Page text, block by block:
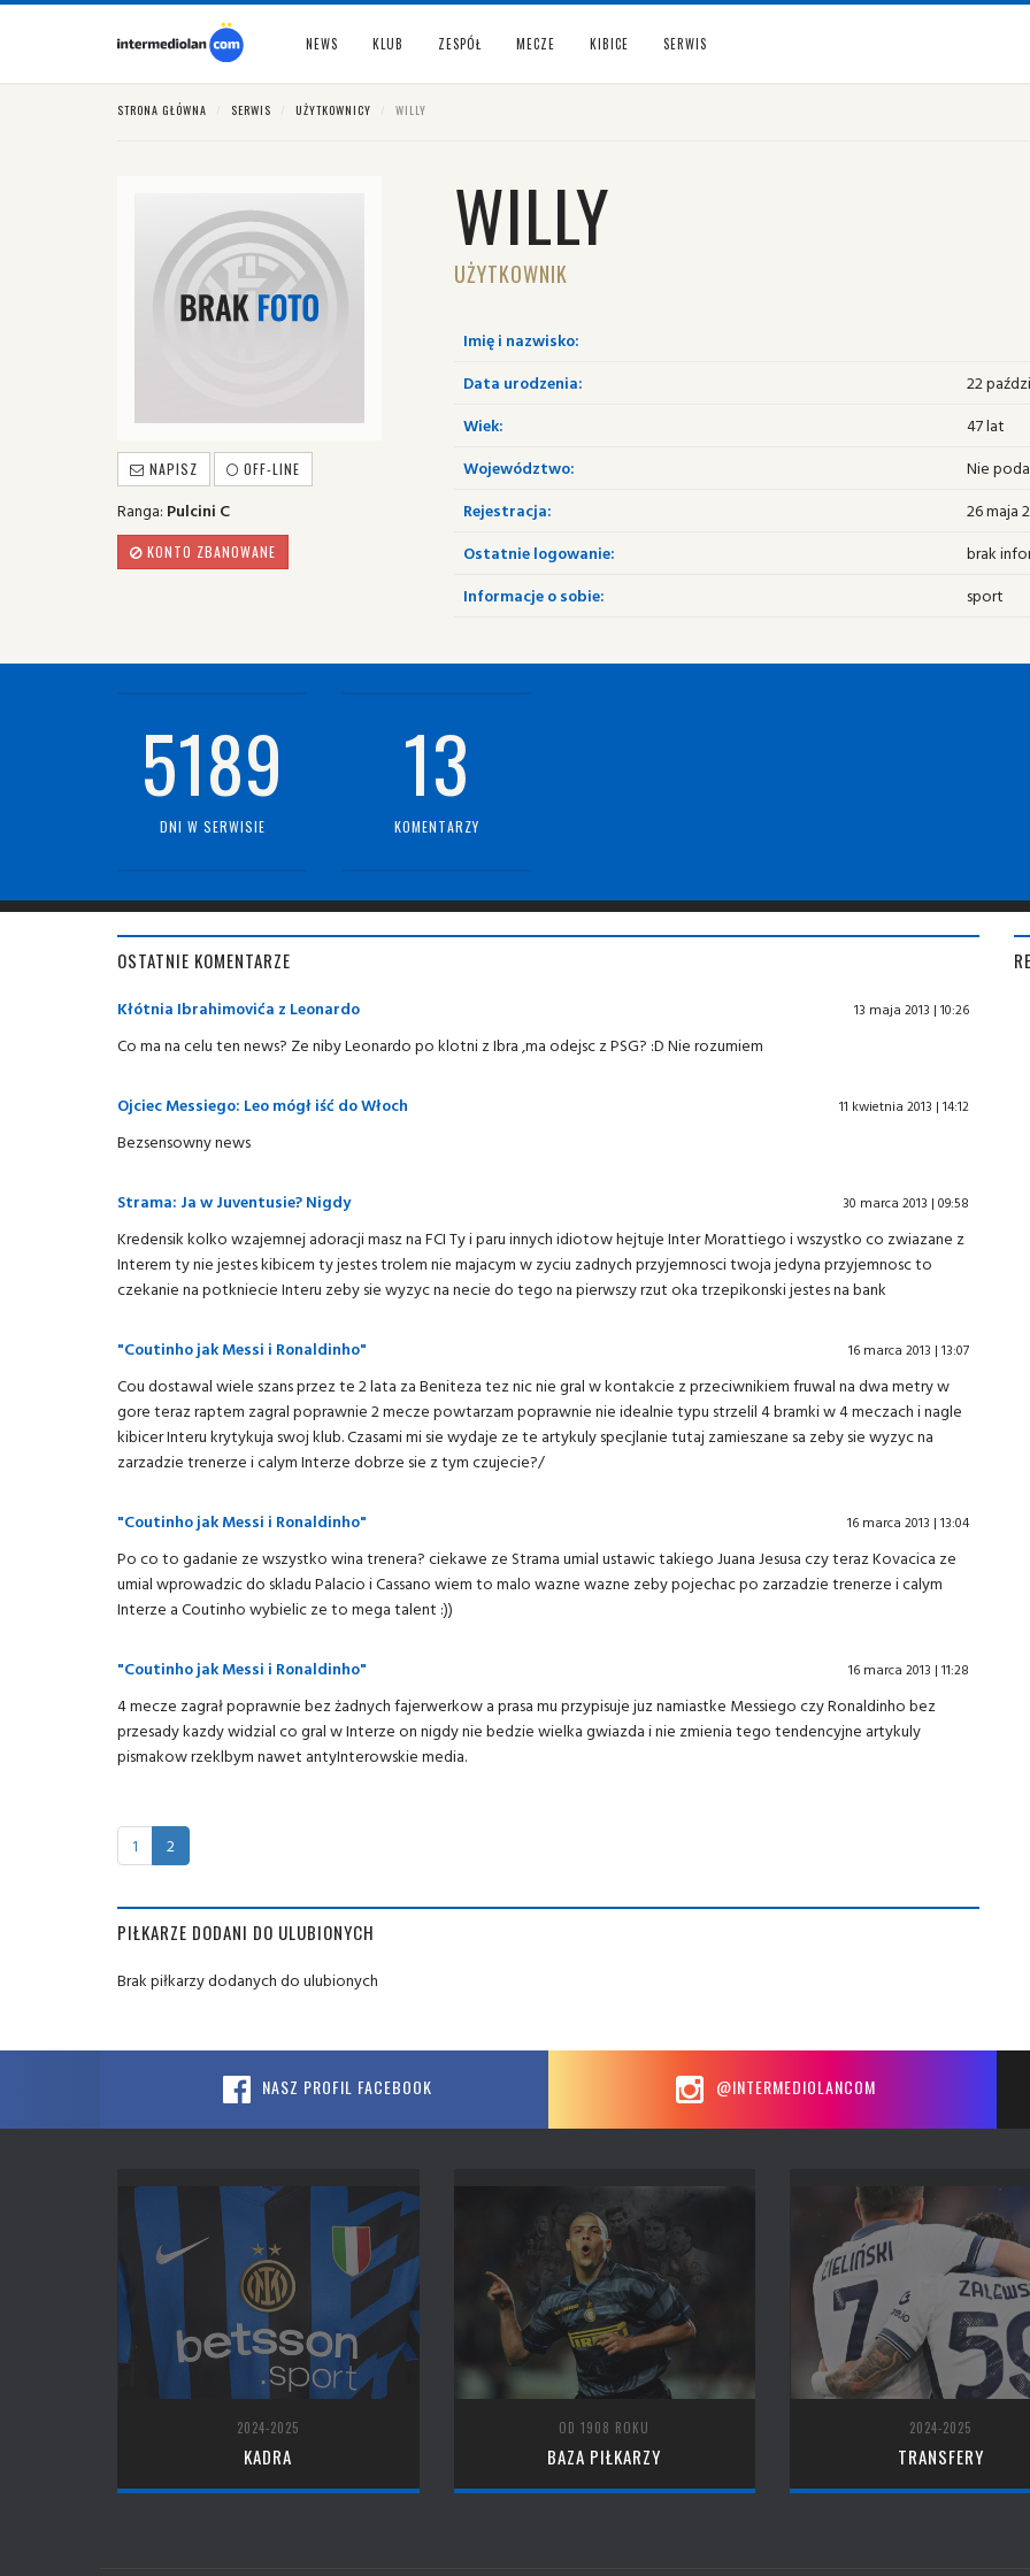
NEWS KLUB ZESPÓŁ MECZE KIBICE SERWIS
STRONA GŁÓWNA SERWIS UŻYTKOWNICY WILLY
NAPISZ OFF-LINE
Ranga: Pulcini C
KONTO ZBANOWANE
WILLY
UŻYTKOWNIK
Imię i nazwisko:
Data urodzenia:
22
Wiek:
47 lat
Województwo:
Nie
Rejestracja:
26 maja
Ostatnie logowanie:
brak
Informacje o sobie:
sport
5189
DNI W SERWISIE
13
KOMENTARZY
OSTATNIE KOMENTARZE
Kłótnia Ibrahimovića z Leonardo 13 maja 2013 | 10:26
Co ma na celu ten news? Ze niby Leonardo po klotni z Ibra ,ma odejsc z PSG? :D Nie rozumiem
Ojciec Messiego: Leo mógł iść do Włoch 11 kwietnia 2013 | 14:12
Bezsensowny news
Strama: Ja w Juventusie? Nigdy 30 marca 2013 | 09:58
Kredensik kolko wzajemnej adoracji masz na FCI Ty i paru innych idiotow hejtuje Inter Morattiego i wszystko co zwiazane z
Interem ty nie jestes kibicem ty jestes trolem nie majacym w zyciu zadnych przyjemnosci twoja jedyna przyjemnosc to
czekanie na potkniecie Interu zeby sie wyzyc na necie do tego na pierwszy rzut oka trzepikonski jestes na bank
"Coutinho jak Messi i Ronaldinho" 16 marca 2013 | 13:07
Cou dostawal wiele szans przez te 2 lata za Beniteza tez nic nie gral w kontakcie z przeciwnikiem fruwal na dwa metry w
gore teraz raptem zagral poprawnie 2 mecze powtarzam poprawnie nie idealnie typu strzelil 4 bramki w 4 meczach i nagle
kibicer Interu krytykuja swoj klub. Czasami mi sie wydaje ze te artykuly specjlanie tutaj zamieszane sa zeby sie wyzyc na
zarzadzie trenerze i calym Interze dobrze sie z tym czujecie?/
"Coutinho jak Messi i Ronaldinho" 16 marca 2013 | 13:04
Po co to gadanie ze wszystko wina trenera? ciekawe ze Strama umial ustawic takiego Juana Jesusa czy teraz Kovacica ze
umial wprowadzic do skladu Palacio i Cassano wiem to malo wazne wazne zeby pojechac po zarzadzie trenerze i calym
Interze a Coutinho wybielic ze to mega talent :))
"Coutinho jak Messi i Ronaldinho" 16 marca 2013 | 11:28
4 mecze zagrał poprawnie bez żadnych fajerwerkow a prasa mu przypisuje juz namiastke Messiego czy Ronaldinho bez
przesady kazdy widzial co gral w Interze on nigdy nie bedzie wielka gwiazda i nie zmienia tego tendencyjne artykuly
pismakow rzeklbym nawet antyInterowskie media.
1 2
PIŁKARZE DODANI DO ULUBIONYCH
Brak piłkarzy dodanych do ulubionych
NASZ PROFIL FACEBOOK @INTERMEDIOLANCOM
2024-2025
KADRA
OD 1908 ROKU
BAZA PIŁKARZY
2024-2025
TRANSFERY